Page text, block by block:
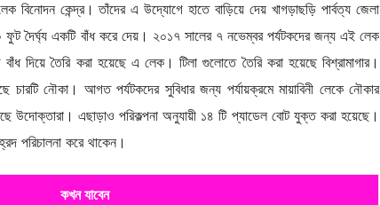
বিনোদন কেন্দ্র। তাঁদের এ উদ্যোগে হাতে বাড়িয়ে দেয় খাগড়াছড়ি পার্বত্য জেলা
দৈর্ঘ্য একটি বাঁধ করে দেয়। ২০১৭ সালের ৭ নভেম্বর পর্যটকদের জন্য এই লেক
দিয়ে তৈরি করা হয়েছে এ লেক। টিলা গুলোতে তৈরি করা হয়েছে বিশ্রামাগার।
নৌকা। আগত পর্যটকদের সুবিধার জন্য পর্যায়ক্রমে মায়াবিনী লেকে নৌকার
উদোক্তারা। এছাড়াও পরিকল্পনা অনুযায়ী ১৪ টি প্যাডেল বোট যুক্ত করা হয়েছে।
পরিচালনা করে থাকেন।
কখন যাবেন